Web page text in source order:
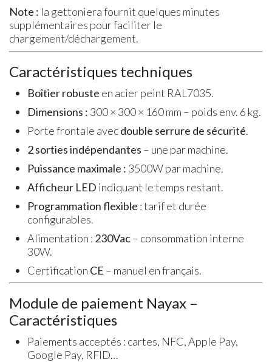
Note : la gettoniera fournit quelques minutes
supplémentaires pour faciliter le
chargement/déchargement.
Caractéristiques techniques
Boîtier robuste en acier peint RAL7035.
Dimensions : 300 × 300 × 160 mm – poids env. 6 kg.
Porte frontale avecdouble serrure de sécurité.
2 sorties indépendantes – une par machine.
Puissance maximale : 3500W par machine.
Afficheur LED indiquant le temps restant.
Programmation flexible : tarif et durée
configurables.
Alimentation : 230Vac– consommation interne
30W.
Certification CE – manuel en français.
Module de paiement Nayax –
Caractéristiques
Paiements acceptés : cartes, NFC, Apple Pay,
Google Pay, RFID…